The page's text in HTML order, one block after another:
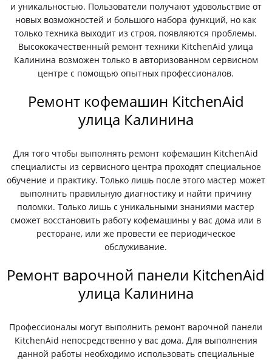
и уникальностью. Пользователи получают удовольствие от
новых возможностей и большого набора функций, но как
только техника выходит из строя, появляются проблемы.
Высококачественный ремонт техники KitchenAid улица
Калинина возможен только в авторизованном сервисном
центре с помощью опытных профессионалов.
Ремонт кофемашин KitchenAid
улица Калинина
Для того чтобы выполнять ремонт кофемашин KitchenAid
специалисты из сервисного центра проходят специальное
обучение и практику. Только лишь после этого мастер может
выполнить правильную диагностику и найти причину
поломки. Только лишь с уникальными знаниями мастер
сможет восстановить работу кофемашины у вас дома или в
ресторане, или же провести ее периодическое
обслуживание.
Ремонт варочной панели KitchenAid
улица Калинина
Профессионалы могут выполнить ремонт варочной панели
KitchenAid непосредственно у вас дома. Для выполнения
данной работы необходимо использовать специальные